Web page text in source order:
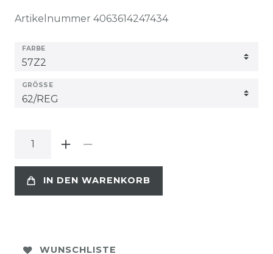
Artikelnummer 4063614247434
FARBE
GRÖSSE
IN DEN WARENKORB
WUNSCHLISTE